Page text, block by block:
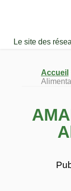
Le site des
Accueil